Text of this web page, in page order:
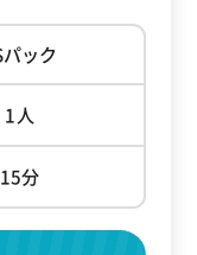
パック
1人
15分